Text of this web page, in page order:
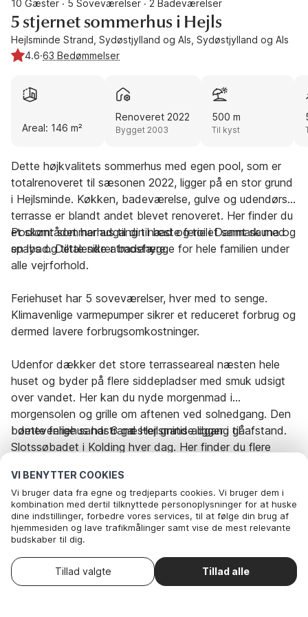
VI BENYTTER COOKIES
Vi bruger data fra egne og tredjeparts cookies. Vi bruger dem i
kombination med dertil tilknyttede personoplysninger for at huske
dine indstillinger, forbedre vores services, til at følge din brug af
hjemmesiden og lave trafikmålinger samt vise de mest relevante
budskaber til dig.
hvilke af vores valgfrie cookies du vil acceptere.
Læs mere om vores cookie- og privatlivspolitik. Du kan
trække dit samtykke tilbageHer.
Tillad alle
Tillad valgte
10 Gæster · 5 Soveværelser · 2 Badeværelser
5 stjernet sommerhus i Hejls
Hejlsminde Strand, Sydøstjylland og Als, Sydøstjylland og Als
4.6·63 Bedømmelser
Areal: 146 m²
Renoveret 2022
Bygget 2003
500 m
Til kyst
Dette højkvalitets sommerhus med egen pool, som er
totalrenoveret til sæsonen 2022, ligger på en stor grund
i Hejlsminde. Køkken, badeværelse, gulve og udendørs
terrasse er blandt andet blevet renoveret. Her finder du
et skønt sommerhus til din næste ferie i Danmark med
en lys og tiltalende atmosfære.
Poolområdet har adgang til bad og toilet samt sauna og
spabad. Dette sikrer badehygge for hele familien under
alle vejrforhold.
Feriehuset har 5 soveværelser, hver med to senge.
Klimavenlige varmepumper sikrer et reduceret forbrug og
dermed lavere forbrugsomkostninger.
Udenfor dækker det store terrasseareal næsten hele
huset og byder på flere siddepladser med smuk udsigt
over vandet. Her kan du nyde morgenmad i
morgensolen og grille om aftenen ved solnedgang. Den
børnevenlige sandstrand Hejlsminde ligger i gåafstand.
I dette feriehus har 6 gæster gratis adgang til
Slotssøbadet i Kolding hver dag. Her finder du flere
dampbad, et spabad og en af de største udendørs
saunaer i Skandinavien med udsigt til Kolding Hus
slotsruin.
Rejseperiode og gæster
Gæster 2 Gæster
Vælg ankomstdato